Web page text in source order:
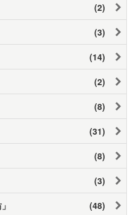
(2)
(3)
(14)
(2)
(8)
(31)
(8)
(3)
(48)